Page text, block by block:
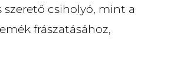
csiholyó, mint a
frászatásához,